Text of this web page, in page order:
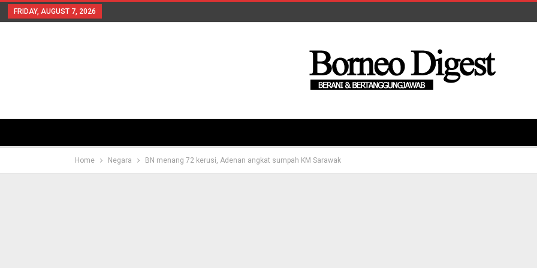
FRIDAY, AUGUST 7, 2026
Home Negara BN menang 72 kerusi, Adenan angkat sumpah KM Sarawak